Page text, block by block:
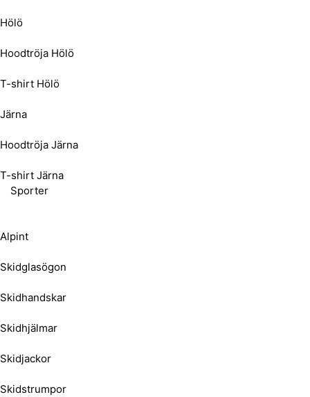
Hölö
Hoodtröja Hölö
T-shirt Hölö
Järna
Hoodtröja Järna
T-shirt Järna
Sporter
Alpint
Skidglasögon
Skidhandskar
Skidhjälmar
Skidjackor
Skidstrumpor